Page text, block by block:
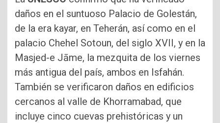
daños en el suntuoso Palacio de Golestán,
de la era kayar, en Teherán, así como en el
palacio Chehel Sotoun, del siglo XVII, y en la
Masjed-e Jāme, la mezquita de los viernes
más antigua del país, ambos en Isfahán.
También se verificaron daños en edificios
cercanos al valle de Khorramabad, que
incluye cinco cuevas prehistóricas y un